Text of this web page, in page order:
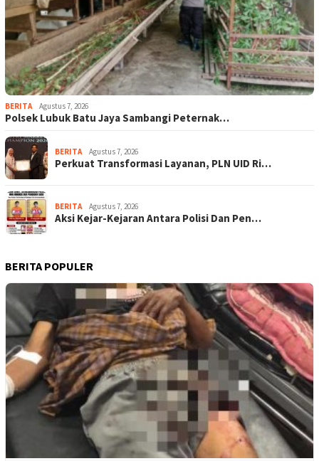
BERITA Agustus 7, 2026
Polsek Lubuk Batu Jaya Sambangi Peternak…
BERITA Agustus 7, 2026
Perkuat Transformasi Layanan, PLN UID Ri…
BERITA Agustus 7, 2026
Aksi Kejar-Kejaran Antara Polisi Dan Pen…
BERITA POPULER